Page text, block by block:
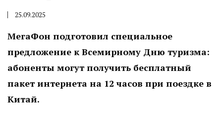
25.09.2025
МегаФон подготовил специальное
предложение к Всемирному Дню туризма:
абоненты могут получить бесплатный
пакет интернета на 12 часов при поездке в
Китай.